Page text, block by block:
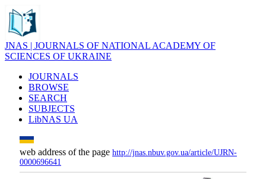
JNAS | JOURNALS OF NATIONAL ACADEMY OF
SCIENCES OF UKRAINE
JOURNALS
BROWSE
SEARCH
SUBJECTS
LibNAS UA
web address of the page http://jnas.nbuv.gov.ua/article/UJRN-
0000696641